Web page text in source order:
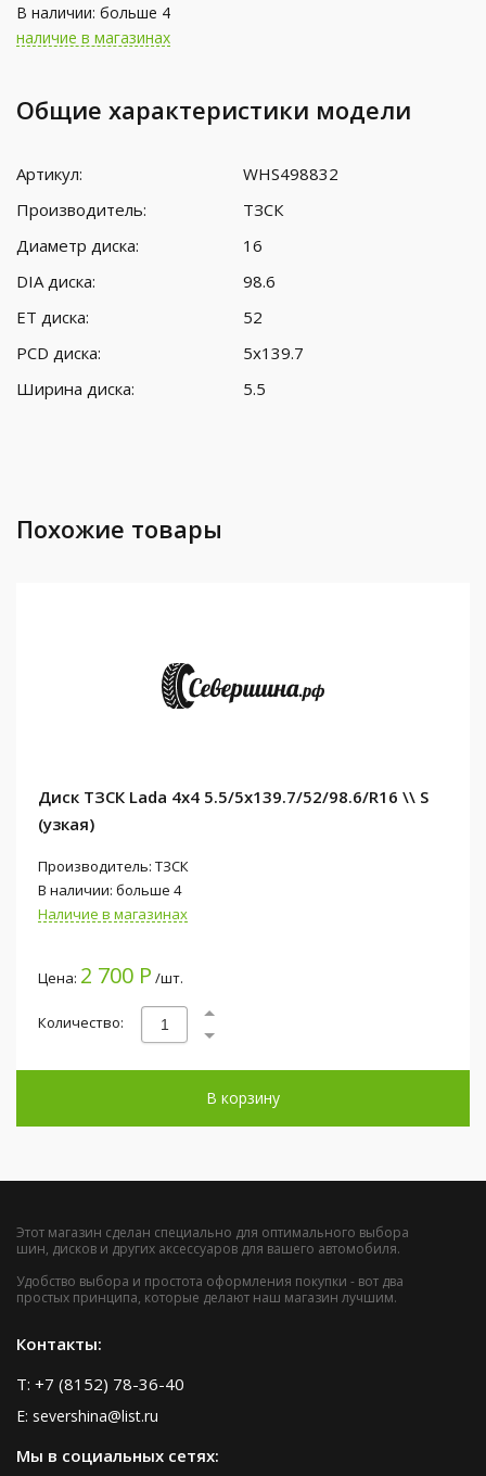
В наличии: больше 4
наличие в магазинах
Общие характеристики модели
Артикул:
WHS498832
Производитель:
ТЗСК
Диаметр диска:
16
DIA диска:
98.6
ET диска:
52
PCD диска:
5x139.7
Ширина диска:
5.5
Похожие товары
Диск ТЗСК Lada 4x4 5.5/5x139.7/52/98.6/R16 \\ S
(узкая)
Производитель: ТЗСК
В наличии: больше 4
Наличие в магазинах
Цена: 2 700 Р /шт.
Количество:
В корзину
Этот магазин сделан специально для оптимального выбора
шин, дисков и других аксессуаров для вашего автомобиля.
Удобство выбора и простота оформления покупки - вот два
простых принципа, которые делают наш магазин лучшим.
Контакты:
T: +7 (8152) 78-36-40
E: severshina@list.ru
Мы в социальных сетях: